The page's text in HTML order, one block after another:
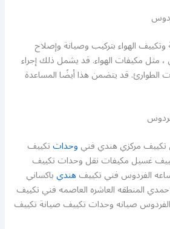
وتكييف الهواء بتركيب وصيانة وإصلاح
، مثل مكيفات الهواء. قد يشمل ذلك إجراء
قد يتضمن هذا أيضًا المساعدة
مركزي هندي فنيوحداتتكييف
غسيل مكيفات نقل وحدات تكييف
هنديباكساني
المنطقه العاشره العاصمه فني تكييف
صيانه وحدات تكييف صيانة تكييف